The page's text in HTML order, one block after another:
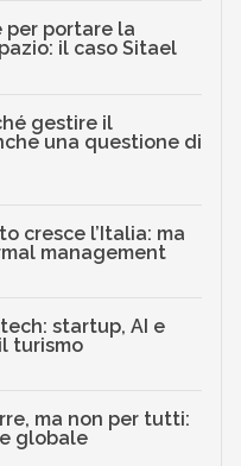
per portare la
il caso Sitael
gestire il
una questione di
cresce l’Italia: ma
management
startup, AI e
turismo
ma non per tutti:
globale